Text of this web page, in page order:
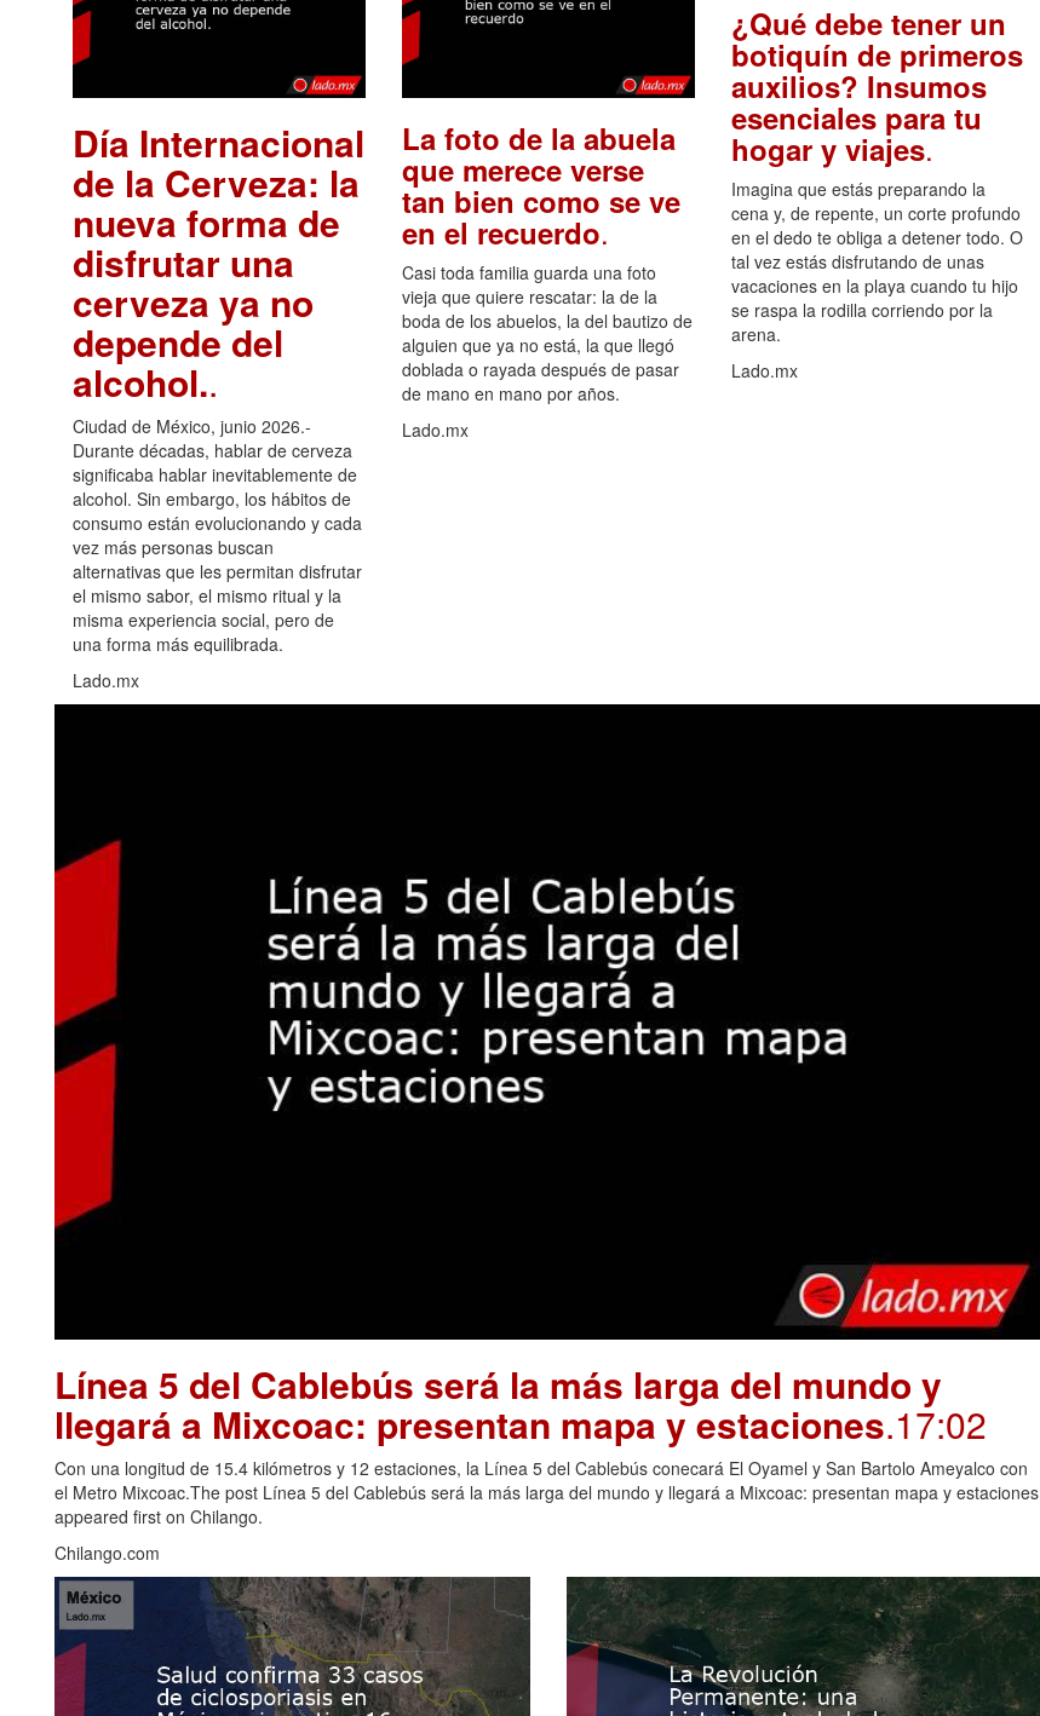
Día Internacional
de la Cerveza: la
nueva forma de
disfrutar una
cerveza ya no
depende del
alcohol..
Ciudad de México, junio 2026.-
Durante décadas, hablar de cerveza
significaba hablar inevitablemente de
alcohol. Sin embargo, los hábitos de
consumo están evolucionando y cada
vez más personas buscan
alternativas que les permitan disfrutar
el mismo sabor, el mismo ritual y la
misma experiencia social, pero de
una forma más equilibrada.
Lado.mx
La foto de la abuela
que merece verse
tan bien como se ve
en el recuerdo.
Casi toda familia guarda una foto
vieja que quiere rescatar: la de la
boda de los abuelos, la del bautizo de
alguien que ya no está, la que llegó
doblada o rayada después de pasar
de mano en mano por años.
Lado.mx
¿Qué debe tener un
botiquín de primeros
auxilios? Insumos
esenciales para tu
hogar y viajes.
Imagina que estás preparando la
cena y, de repente, un corte profundo
en el dedo te obliga a detener todo. O
tal vez estás disfrutando de unas
vacaciones en la playa cuando tu hijo
se raspa la rodilla corriendo por la
arena.
Lado.mx
Línea 5 del Cablebús será la más larga del mundo y
llegará a Mixcoac: presentan mapa y estaciones.17:02
Con una longitud de 15.4 kilómetros y 12 estaciones, la Línea 5 del Cablebús conecará El Oyamel y San Bartolo Ameyalco con
el Metro Mixcoac.The post Línea 5 del Cablebús será la más larga del mundo y llegará a Mixcoac: presentan mapa y estaciones
appeared first on Chilango.
Chilango.com